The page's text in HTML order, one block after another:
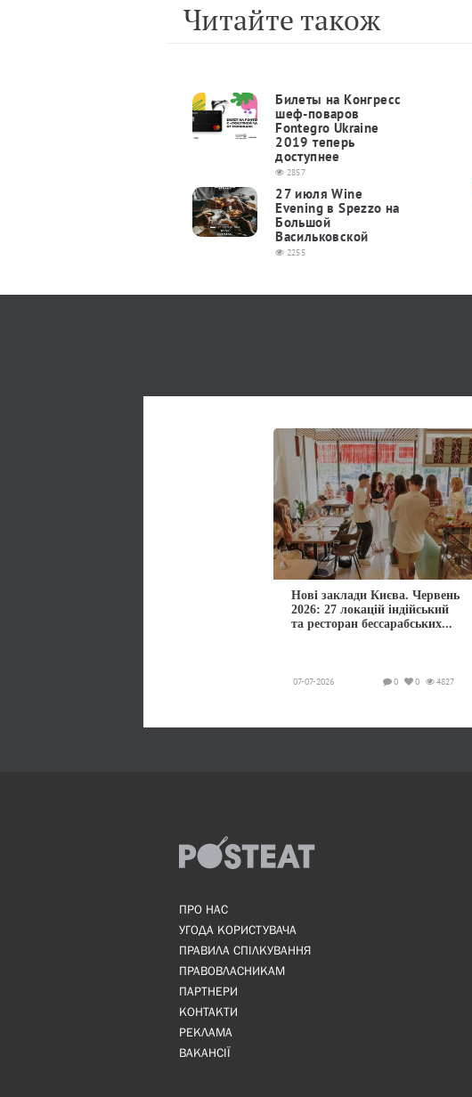
Читайте також
Билеты на Конгресс
шеф-поваров
Fontegro Ukraine
2019 теперь
доступнее
2857
27 июля Wine
Evening в Spezzo на
Большой
Васильковской
2255
Нові заклади Києва. Червень
2026: 27 локацій індійський
та ресторан бессарабських...
07-07-2026 4827
0
0
ПРО НАС
УГОДА КОРИСТУВАЧА
ПРАВИЛА СПІЛКУВАННЯ
ПРАВОВЛАСНИКАМ
ПАРТНЕРИ
КОНТАКТИ
РЕКЛАМА
ВАКАНСІЇ